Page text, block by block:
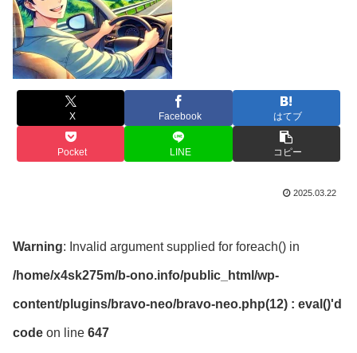
X Facebook はてブ
Pocket LINE コピー
2025.03.22
Warning: Invalid argument supplied for foreach() in
/home/x4sk275m/b-ono.info/public_html/wp-
content/plugins/bravo-neo/bravo-neo.php(12) : eval()'d
code on line 647